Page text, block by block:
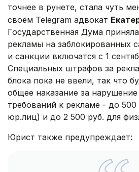
точнее в рунете, стала чуть
своём Telegram адвокат
Государственная Дума
рекламы на заблокированных
и санкции включатся с 1
Специальных штрафов за
блока пока не ввели, так что
общее наказание за
требований к рекламе - до 500
юр.лиц) и до 2 500 руб. для
Юрист также предупреждает: